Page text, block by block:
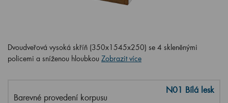
Dvoudveřová vysoká skříň (350x1545x250) se 4 skleněnými
policemi a sníženou hloubkou Zobrazit více
Barevné provedení korpusu
N01 Bílá lesk